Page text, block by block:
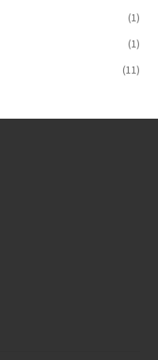
(1)
(1)
(11)